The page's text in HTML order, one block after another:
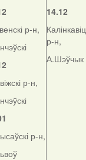
р-н,
р-н,
р-н,
14.12
р-н,
А.Шэўчык